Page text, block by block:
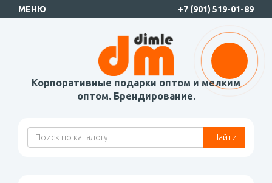
МЕНЮ +7 (901) 519-01-89
Корпоративные подарки оптом и мелким
оптом. Брендирование.
Найти